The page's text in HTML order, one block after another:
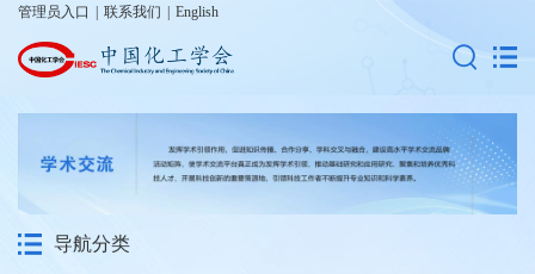
管理员入口 联系我们 English
导航分类